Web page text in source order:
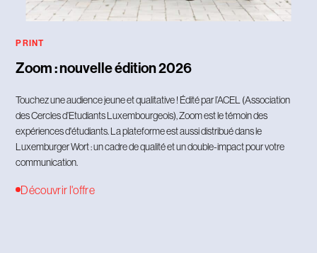
PRINT
Zoom : nouvelle édition 2026
Touchez une audience jeune et qualitative ! Édité par l’ACEL (Association
des Cercles d’Etudiants Luxembourgeois), Zoom est le témoin des
expériences d'étudiants. La plateforme est aussi distribué dans le
Luxemburger Wort : un cadre de qualité et un double-impact pour votre
communication.
Découvrir l'offre